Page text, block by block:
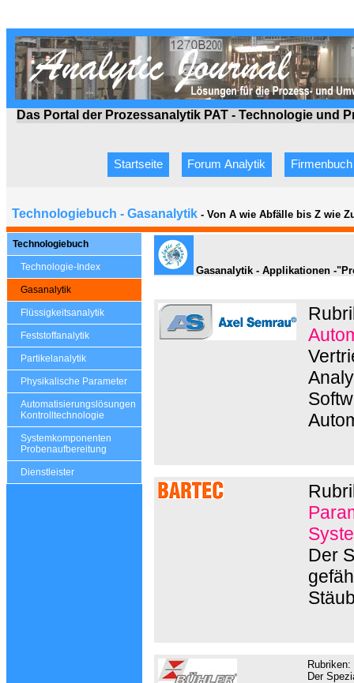
Das Portal der Prozessanalytik PAT - Technologie und
Startseite Forum Analytik Firmenbuch
Technologiebuch - Gasanalytik - Von A wie Abfälle bis Z wie
Technologiebuch
Technologie-Index
Gasanalytik
Flüssigkeitsanalytik
Feststoffanalytik
Partikelanalytik
Physikalische Parameter
Automatisierungslösungen
Kontrolltechnologie
Systemkomponenten
Probenaufbereitung
Dienstleister
Gasanalytik - Applikationen -
Der
Rubriken:
Der